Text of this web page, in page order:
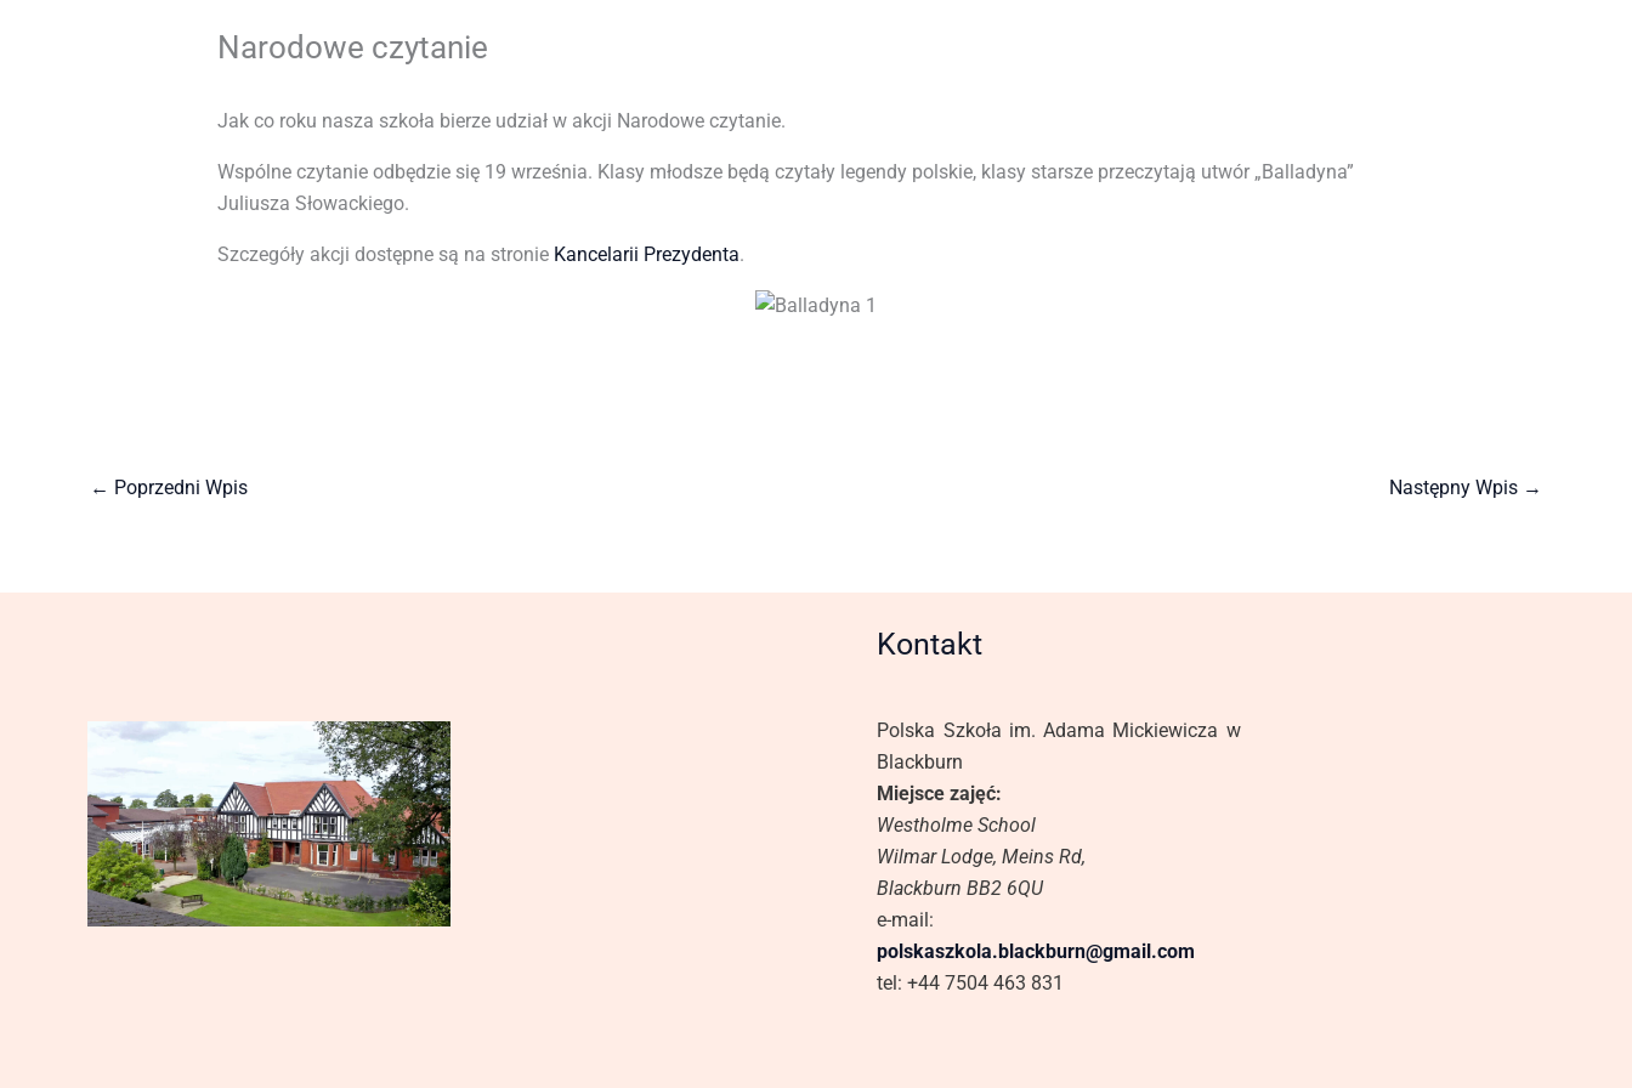
Narodowe czytanie
Jak co roku nasza szkoła bierze udział w akcji Narodowe czytanie.
Wspólne czytanie odbędzie się 19 września. Klasy młodsze będą czytały legendy polskie, klasy starsze przeczytają utwór „Balladyna”
Juliusza Słowackiego.
Szczegóły akcji dostępne są na stronie Kancelarii Prezydenta.
← Poprzedni Wpis Następny Wpis →
Kontakt
Polska Szkoła im. Adama Mickiewicza w
Blackburn
Miejsce zajęć:
Westholme School
Wilmar Lodge, Meins Rd,
Blackburn BB2 6QU
e-mail:
polskaszkola.blackburn@gmail.com
tel: +44 7504 463 831